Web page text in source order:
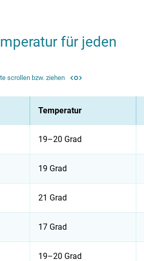
für jeden
scrollen bzw. ziehen
Temperatur
19–20 Grad
19 Grad
21 Grad
17 Grad
19–20 Grad